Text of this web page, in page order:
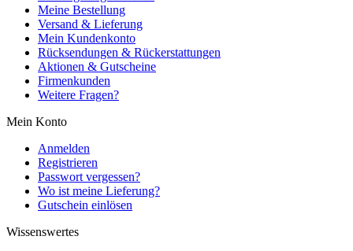
Meine Bestellung
Versand & Lieferung
Mein Kundenkonto
Rücksendungen & Rückerstattungen
Aktionen & Gutscheine
Firmenkunden
Weitere Fragen?
Mein Konto
Anmelden
Registrieren
Passwort vergessen?
Wo ist meine Lieferung?
Gutschein einlösen
Wissenswertes